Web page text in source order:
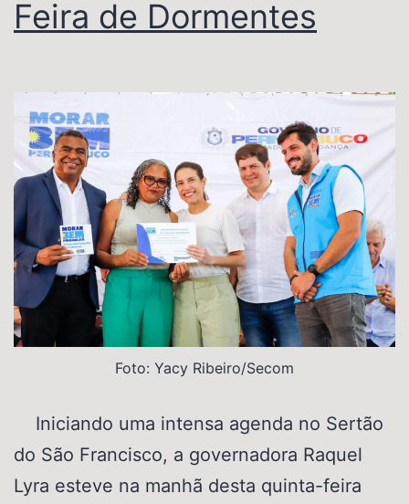
Feira de Dormentes
Foto: Yacy Ribeiro/Secom
Iniciando uma intensa agenda no Sertão
do São Francisco, a governadora Raquel
Lyra esteve na manhã desta quinta-feira